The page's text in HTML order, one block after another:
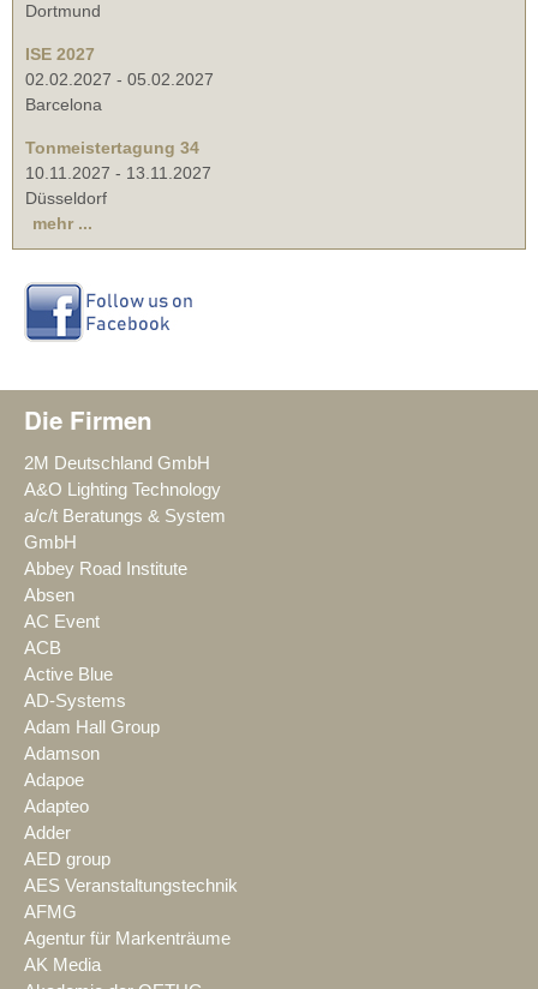
Dortmund
ISE 2027
02.02.2027 - 05.02.2027
Barcelona
Tonmeistertagung 34
10.11.2027 - 13.11.2027
Düsseldorf
mehr ...
Die Firmen
2M Deutschland GmbH
A&O Lighting Technology
a/c/t Beratungs & System
GmbH
Abbey Road Institute
Absen
AC Event
ACB
Active Blue
AD-Systems
Adam Hall Group
Adamson
Adapoe
Adapteo
Adder
AED group
AES Veranstaltungstechnik
AFMG
Agentur für Markenträume
AK Media